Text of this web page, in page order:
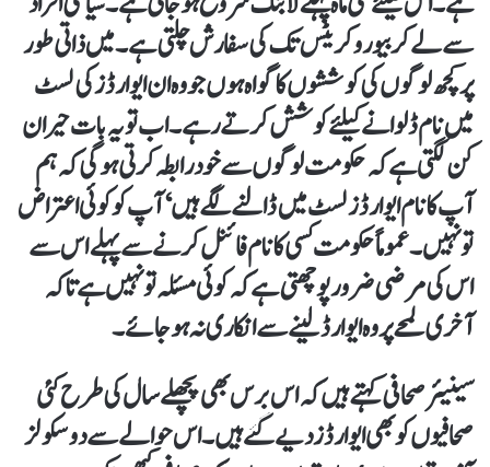
سے لے کر بیورو کریٹس تک کی سفارش چلتی ہے۔ میں ذاتی طور
پر کچھ لوگوں کی کوششوں کا گواہ ہوں جو وہ ان ایوارڈز کی لسٹ
میں نام ڈلوانے کیلئے کوشش کرتے رہے۔ اب تو یہ بات حیران
کن لگتی ہے کہ حکومت لوگوں سے خود رابطہ کرتی ہو گی کہ ہم
آپ کا نام ایوارڈز لسٹ میں ڈالنے لگے ہیں‘ آپ کو کوئی اعتراض
تو نہیں۔ عموماً حکومت کسی کا نام فائنل کرنے سے پہلے اس سے
اس کی مرضی ضرور پوچھتی ہے کہ کوئی مسئلہ تو نہیں ہے تاکہ
آخری لمحے پر وہ ایوارڈ لینے سے انکاری نہ ہو جائے۔
سینیئر صحافی کہتے ہیں کہ اس برس بھی پچھلے سال کی طرح کئی
صحافیوں کو بھی ایوارڈز دیے گئے ہیں۔ اس حوالے سے دو سکولز